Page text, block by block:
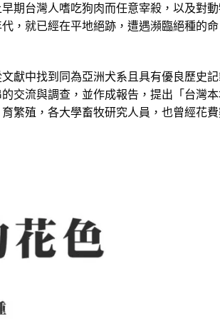
期台灣人嗜吃狗肉而任意宰殺，以及對
，就已經在平地絕跡，遭遇瀕臨絕種的命
獻中找到同為亞洲犬系且具有優良歷史
交流與調查，並作成報告，提出「台灣
繁殖，各大學畜牧研究人員，也曾經花